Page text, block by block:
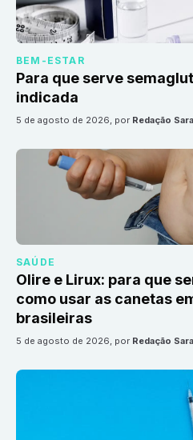
BEM-ESTAR
Para que serve
indicada
5 de agosto de 2026, por Redação Sara
SAÚDE
Olire e Lirux: para que
como usar as canetas
brasileiras
5 de agosto de 2026, por Redação Sara